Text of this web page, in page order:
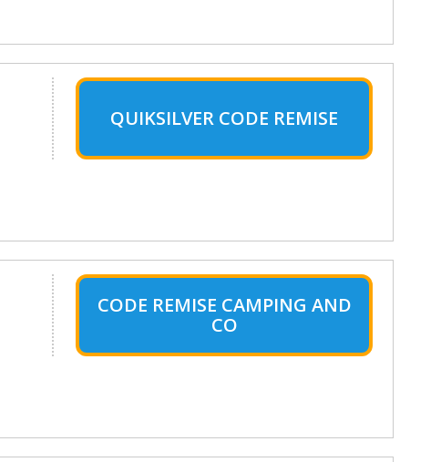
QUIKSILVER CODE REMISE
CODE REMISE CAMPING AND
CO